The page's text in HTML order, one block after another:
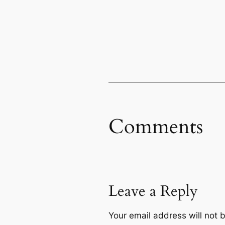
Comments
Leave a Reply
Your email address will not